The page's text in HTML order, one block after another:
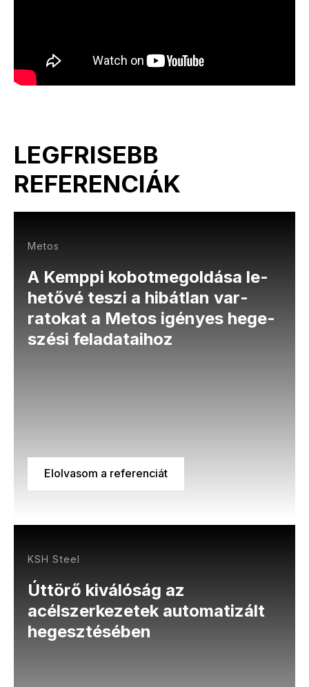
LEGFRISEBB
REFERENCIÁK
Metos
A Kemppi ko­bot­meg­ol­dá­sa le­
he­tő­vé te­szi a hi­bá­tlan var­
ratokat a Me­tos igényes he­ge­
szé­si fel­ada­ta­i­hoz
Elolvasom a referenciát
KSH Steel
Úttörő kiválóság az
acélszerkezetek automatizált
hegesztésében